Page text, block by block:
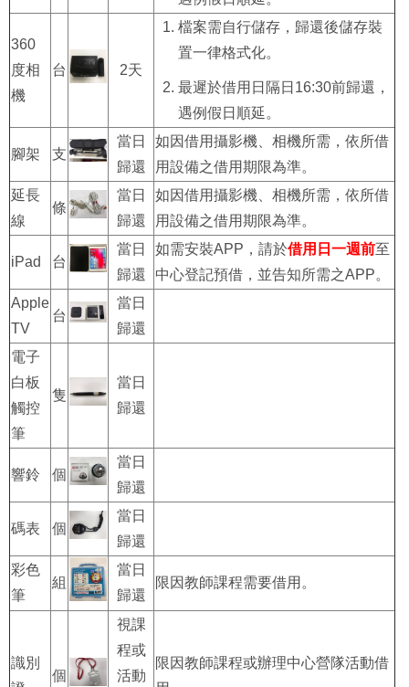
360
度相
機
台 2天
檔案需自行儲存，歸還後儲存裝
置一律格式化。
最遲於借用日隔日16:30前歸還，
遇例假日順延。
腳架 支
當日
歸還
如因借用攝影機、相機所需，依所借
用設備之借用期限為準。
延長
線
條
當日
歸還
如因借用攝影機、相機所需，依所借
用設備之借用期限為準。
iPad 台
當日
歸還
如需安裝APP，請於借用日一週前至
中心登記預借，並告知所需之APP。
Apple
TV
台
當日
歸還
電子
白板
觸控
筆
隻
當日
歸還
響鈴 個
當日
歸還
碼表 個
當日
歸還
彩色
筆
組
當日
歸還
限因教師課程需要借用。
識別
個
視課
程或
活動
限因教師課程或辦理中心營隊活動借